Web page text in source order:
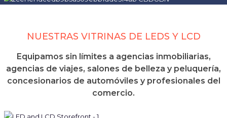
NUESTRAS VITRINAS DE LEDS Y LCD
Equipamos sin límites a agencias inmobiliarias,
agencias de viajes, salones de belleza y peluquería,
concesionarios de automóviles y profesionales del
comercio.